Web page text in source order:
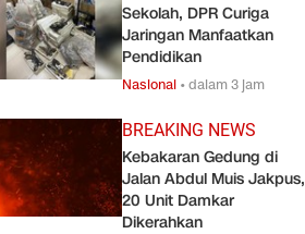
Sekolah, DPR Curiga
Jaringan Manfaatkan
Pendidikan
Nasional •dalam 3 jam
BREAKING NEWS
Kebakaran Gedung di
Jalan Abdul Muis Jakpus,
20 Unit Damkar
Dikerahkan